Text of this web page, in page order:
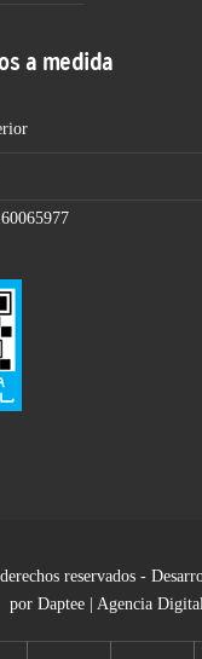
a medida
reservados -
por Daptee | Agencia Digital